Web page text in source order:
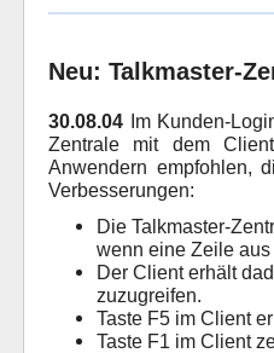
Neu: Talkmaster-
30.08.04 Im Kunden-
Zentrale mit dem
Anwendern empfohlen,
Verbesserungen:
Die Talkmaster-
wenn eine Zeile
Der Client erhält
zuzugreifen.
Taste F5 im Client
Taste F1 im Client